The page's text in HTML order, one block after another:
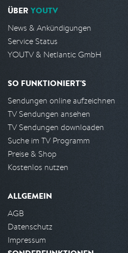
ÜBER YOUTV
News & Ankündigungen
Service Status
YOUTV & Netlantic GmbH
SO FUNKTIONIERT'S
Sendungen online aufzeichnen
TV Sendungen ansehen
TV Sendungen downloaden
Suche im TV Programm
Preise & Shop
Kostenlos nutzen
ALLGEMEIN
AGB
Datenschutz
Impressum